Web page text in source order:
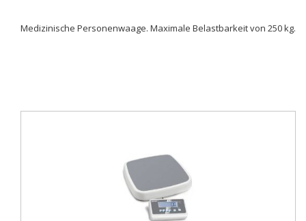
Medizinische Personenwaage. Maximale Belastbarkeit von 250 kg.